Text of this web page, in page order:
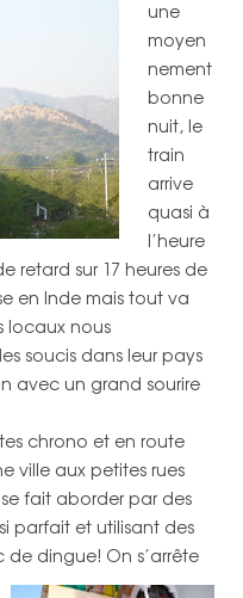
une
moyen
nement
bonne
nuit, le
train
arrive
quasi à
l’heure
retard sur 17 heures de
en Inde mais tout va
locaux nous
soucis dans leur pays
avec un grand sourire
chrono et en route
ville aux petites rues
fait aborder par des
parfait et utilisant des
de dingue! On s’arrête